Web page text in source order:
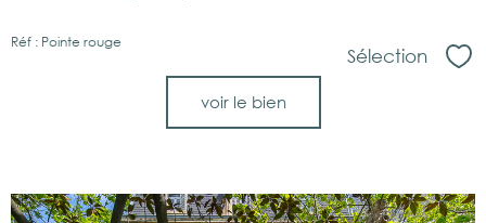
Réf : Pointe rouge
Sélection
voir le bien